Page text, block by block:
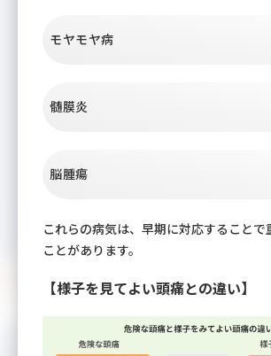
モヤモヤ病
髄膜炎
脳腫瘍
これらの病気は、早期に対応することで
ことがあります。
【様子を見てよい頭痛との違い】